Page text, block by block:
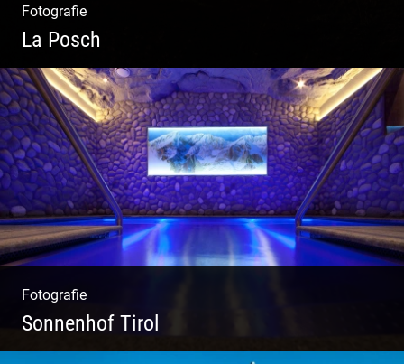
Fotografie
La Posch
Kuschelige Chalets | Traumhaftes Tirol |
Luxuriöse Auszeit | Alpiner Lifestyle
Fotografie
Sonnenhof Tirol